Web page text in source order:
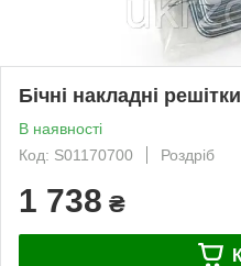
Бічні накладні
В наявності
Код: S01170700
Роздріб
1 738 ₴